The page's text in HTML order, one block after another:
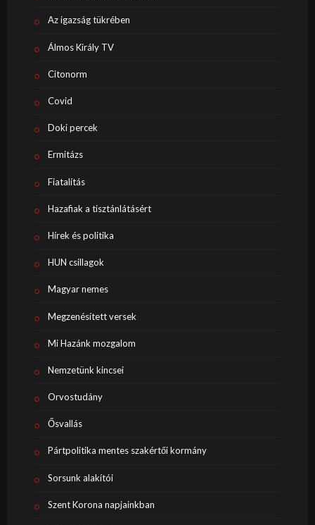
Az igazság tükrében
Álmos Király TV
Citonorm
Covid
Doki percek
Ermitázs
Fiatalítás
Hazafiak a tisztánlátásért
Hírek és politika
HUN csillagok
Magyar nemes
Megzenésített versek
Mi Hazánk mozgalom
Nemzetünk kincsei
Orvostudány
Ősvallás
Pártpolitika mentes szakértői kormány
Sorsunk alakítói
Szent Korona napjainkban